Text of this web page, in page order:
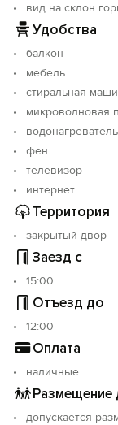
вид на склон
Удобства
балкон
мебель
стиральная
микроволновая
водонагреватель
фен
телевизор
интернет
Территория
закрытый двор
Заезд с
15:00
Отъезд до
12:00
Оплата
наличные
Размещение
допускается